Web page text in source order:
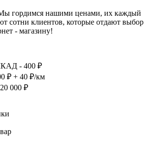
гордимся нашими ценами, их каждый
сотни клиентов, которые отдают выбор
- магазину!
- 400 ₽
₽ + 40 ₽/км
000 ₽